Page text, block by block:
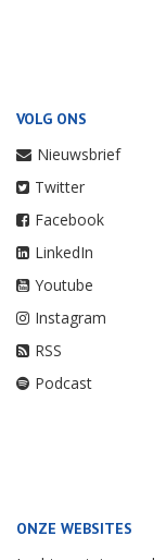
VOLG ONS
Nieuwsbrief
Twitter
Facebook
LinkedIn
Youtube
Instagram
RSS
Podcast
ONZE WEBSITES